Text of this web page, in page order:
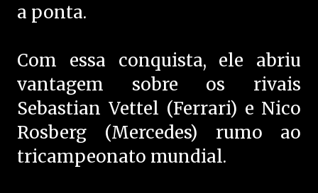
a ponta.
Com essa conquista, ele abriu
vantagem sobre os rivais
Sebastian Vettel (Ferrari) e Nico
Rosberg (Mercedes) rumo ao
tricampeonato mundial.